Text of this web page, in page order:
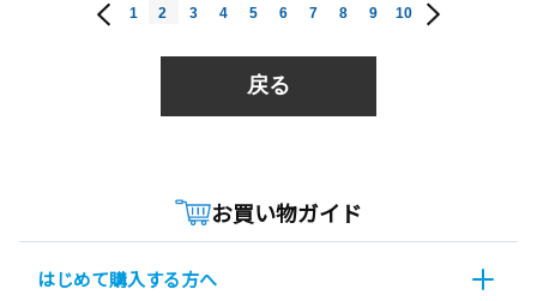
1 2 3 4 5 6 7 8 9 10
戻る
お買い物ガイド
はじめて購入する方へ